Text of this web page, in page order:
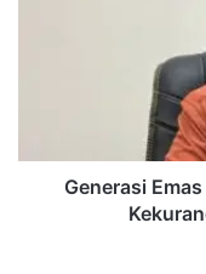
di
SamarindaGenerasi